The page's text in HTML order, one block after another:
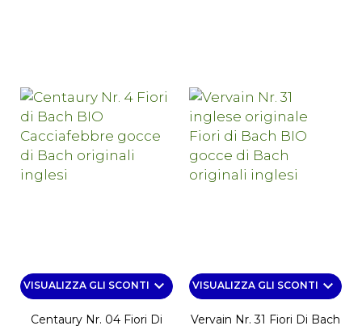
VISUALIZZA GLI SCONTI keyboard_arrow_down
Centaury Nr. 04 Fiori Di
VISUALIZZA GLI SCONTI keyboard_arrow_down
Vervain Nr. 31 Fiori Di Bach